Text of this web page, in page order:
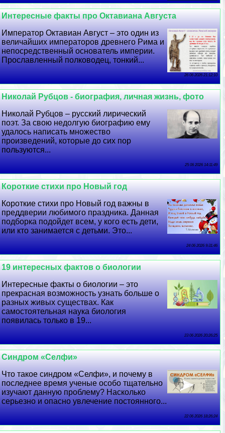
Интересные факты про Октавиана Августа
Император Октавиан Август – это один из
величайших императоров древнего Рима и
непосредственный основатель империи.
Прославленный полководец, тонкий...
26 06 2026 21:12:10
Николай Рубцов - биография, личная жизнь, фото
Николай Рубцов – русский лирический
поэт. За свою недолгую биографию ему
удалось написать множество
произведений, которые до сих пор
пользуются...
25 06 2026 14:11:49
Короткие стихи про Новый год
Короткие стихи про Новый год важны в
преддверии любимого праздника. Данная
подборка подойдет всем, у кого есть дети,
или кто занимается с детьми. Это...
24 06 2026 9:31:46
19 интересных фактов о биологии
Интересные факты о биологии – это
прекрасная возможность узнать больше о
разных живых существах. Как
самостоятельная наука биология
появилась только в 19...
23 06 2026 20:26:25
Синдром «Селфи»
Что такое синдром «Селфи», и почему в
последнее время ученые особо тщательно
изучают данную проблему? Насколько
серьезно и опасно увлечение постоянного...
22 06 2026 18:26:24